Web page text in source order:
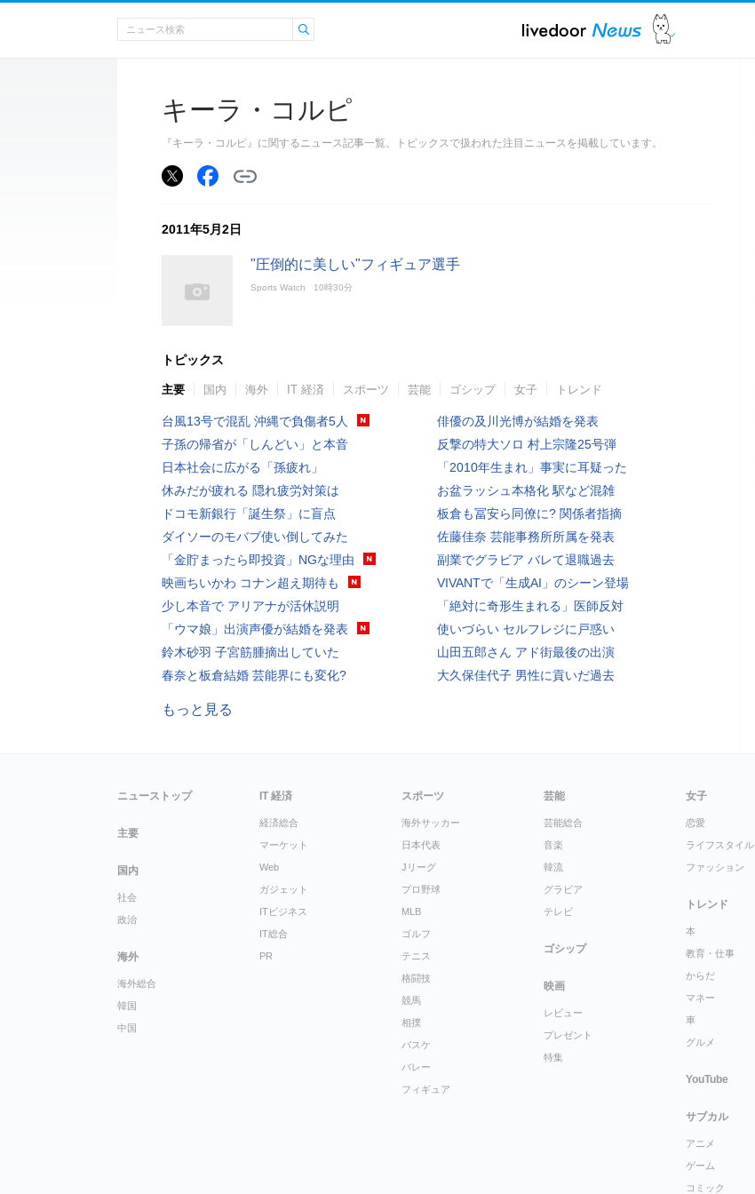
キーラ・コルピ
『キーラ・コルピ』に関するニュース記事一覧。トピックスで扱われた注目ニュースを掲載しています。
2011年5月2日
"圧倒的に美しい"フィギュア選手
Sports Watch 10時30分
トピックス
主要 国内 海外 IT 経済 スポーツ 芸能 ゴシップ 女子 トレンド
台風13号で混乱 沖縄で負傷者5人
子孫の帰省が「しんどい」と本音
日本社会に広がる「孫疲れ」
休みだが疲れる 隠れ疲労対策は
ドコモ新銀行「誕生祭」に盲点
ダイソーのモバブ使い倒してみた
「金貯まったら即投資」NGな理由
映画ちいかわ コナン超え期待も
少し本音で アリアナが活休説明
「ウマ娘」出演声優が結婚を発表
鈴木砂羽 子宮筋腫摘出していた
春奈と板倉結婚 芸能界にも変化?
俳優の及川光博が結婚を発表
反撃の特大ソロ 村上宗隆25号弾
「2010年生まれ」事実に耳疑った
お盆ラッシュ本格化 駅など混雑
板倉も冨安ら同僚に? 関係者指摘
佐藤佳奈 芸能事務所所属を発表
副業でグラビア バレて退職過去
VIVANTで「生成AI」のシーン登場
「絶対に奇形生まれる」医師反対
使いづらい セルフレジに戸惑い
山田五郎さん アド街最後の出演
大久保佳代子 男性に貢いだ過去
もっと見る
ニューストップ
主要
国内
社会
政治
海外
海外総合
韓国
中国
IT 経済
経済総合
マーケット
Web
ガジェット
ITビジネス
IT総合
PR
スポーツ
海外サッカー
日本代表
Jリーグ
プロ野球
MLB
ゴルフ
テニス
格闘技
競馬
相撲
バスケ
バレー
フィギュア
芸能
芸能総合
音楽
韓流
グラビア
テレビ
ゴシップ
映画
レビュー
プレゼント
特集
女子
恋愛
ライフスタイル
ファッション
トレンド
本
教育・仕事
からだ
マネー
車
グルメ
YouTube
サブカル
アニメ
ゲーム
コミック